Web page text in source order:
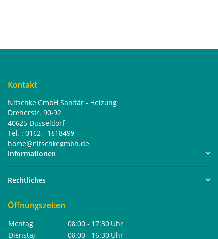
Kontakt
Nitschke GmbH Sanitär - Heizung
Dreherstr. 90-92
40625 Düsseldorf
Tel. : 0162 - 1818499
home@nitschkegmbh.de
Informationen
Rechtliches
Öffnungszeiten
Montag
08:00 - 17:30 Uhr
Dienstag
08:00 - 16:30 Uhr